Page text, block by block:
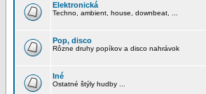
Elektronická
Techno, ambient, house, downbeat, ...
Pop, disco
Rôzne druhy popíkov a disco nahrávok
Iné
Ostatné štýly hudby ...